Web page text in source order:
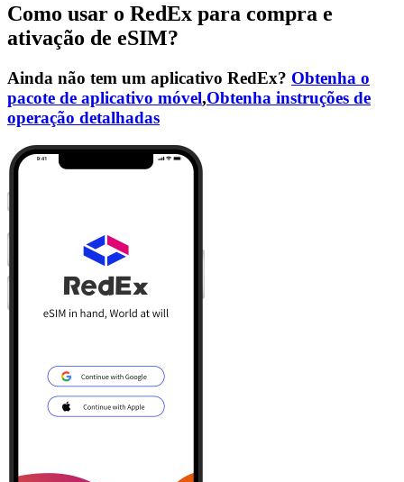
Como usar o RedEx para compra e
ativação de eSIM?
Ainda não tem um aplicativo RedEx? Obtenha o
pacote de aplicativo móvel,Obtenha instruções de
operação detalhadas